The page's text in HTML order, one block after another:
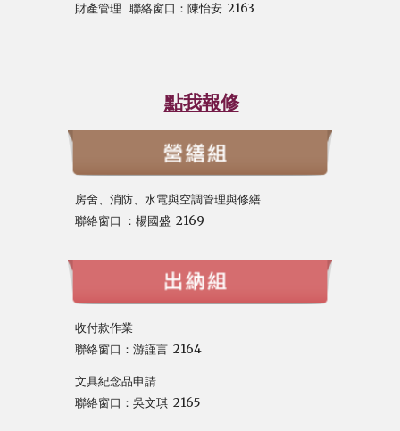
財產管理 聯絡窗口：陳怡安 2163
點我報修
房舍、消防、水電與空調管理與修繕
聯絡窗口 ：楊國盛 2169
收付款作業
聯絡窗口：游謹言 2164
文具紀念品申請
聯絡窗口 ：吳文琪 2165